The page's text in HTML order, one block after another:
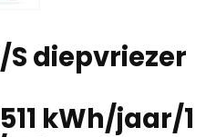
S diepvriezer
kWh/jaar/1